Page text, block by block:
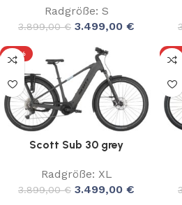
Radgröße: S
3.899,00€ 3.499,00 €
-10%
Scott Sub 30 grey
Radgröße: XL
3.899,00€ 3.499,00 €
-